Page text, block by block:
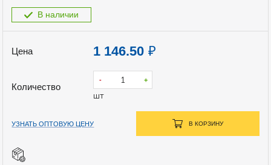
В наличии
Цена 1 146.50 ₽
Количество
- +
шт
УЗНАТЬ ОПТОВУЮ ЦЕНУ В КОРЗИНУ